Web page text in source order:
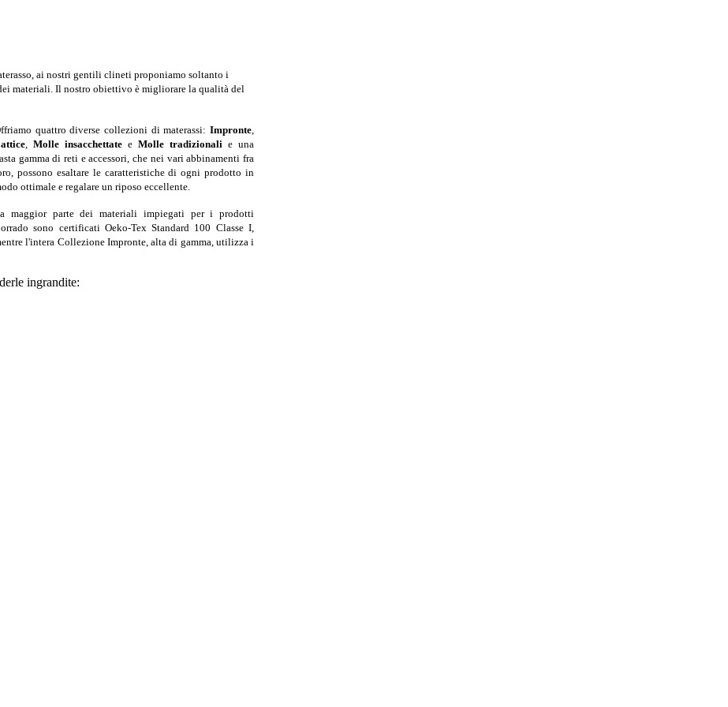
ai nostri gentili clineti proponiamo soltanto i
materiali. Il nostro obiettivo è migliorare la qualità del
quattro diverse collezioni di materassi: Impronte,
, Molle insacchettate e Molle tradizionali e una
gamma di reti e accessori, che nei vari abbinamenti fra
possono esaltare le caratteristiche di ogni prodotto in
ottimale e regalare un riposo eccellente.
maggior parte dei materiali impiegati per i prodotti
sono certificati Oeko-Tex Standard 100 Classe I,
l'intera Collezione Impronte, alta di gamma, utilizza i
ingrandite: